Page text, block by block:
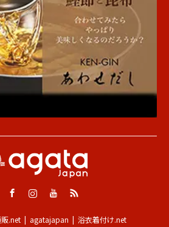
RSS
.net agatajapan 浴衣着付け.net